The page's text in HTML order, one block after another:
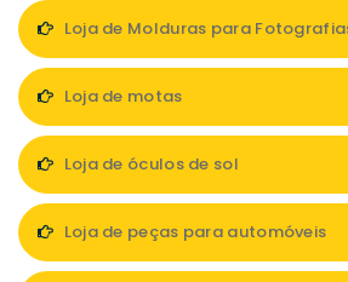
Loja de Molduras para
Loja de motas
Loja de óculos de sol
Loja de peças para automóveis